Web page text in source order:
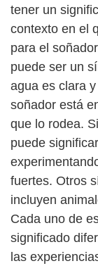
tener un
contexto en el
para el
puede ser un
agua es clara
soñador está
que lo rodea.
puede
fuertes. Otros
incluyen
Cada uno de
significado
las